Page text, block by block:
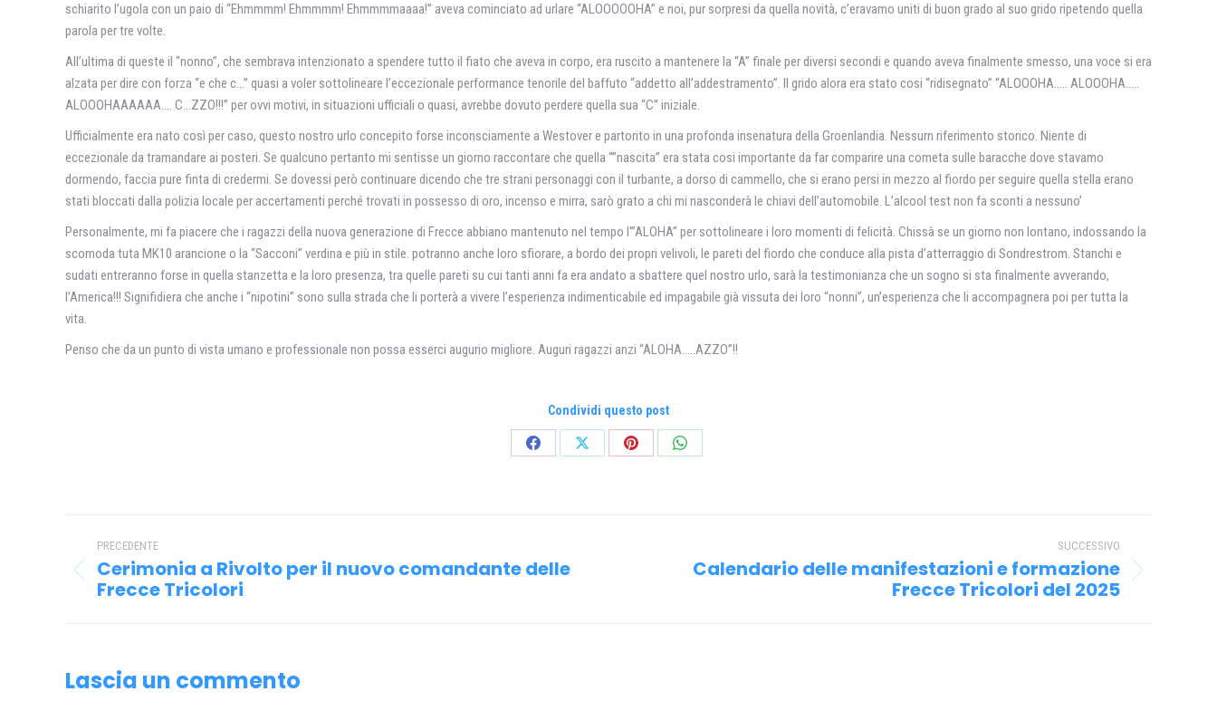
schiarito l’ugola con un paio di “Ehmmmm! Ehmmmm! Ehmmmmaaaa!” aveva cominciato ad urlare “ALOOOOOHA” e noi, pur sorpresi da quella novità, c’eravamo uniti di buon grado al suo grido ripetendo quella
parola per tre volte.
All’ultima di queste il “nonno”, che sembrava intenzionato a spendere tutto il fiato che aveva in corpo, era ruscito a mantenere la “A” finale per diversi secondi e quando aveva finalmente smesso, una voce si era
alzata per dire con forza “e che c…” quasi a voler sottolineare l’eccezionale performance tenorile del baffuto “addetto all’addestramento”. Il grido alora era stato cosi “ridisegnato” “ALOOOHA….. ALOOOHA…..
ALOOOHAAAAAA…. C…ZZO!!!” per ovvi motivi, in situazioni ufficiali o quasi, avrebbe dovuto perdere quella sua “C” iniziale.
Ufficialmente era nato così per caso, questo nostro urlo concepito forse inconsciamente a Westover e partorito in una profonda insenatura della Groenlandia. Nessurn riferimento storico. Niente di
eccezionale da tramandare ai posteri. Se qualcuno pertanto mi sentisse un giorno raccontare che quella “”nascita” era stata cosi importante da far comparire una cometa sulle baracche dove stavamo
dormendo, faccia pure finta di credermi. Se dovessi però continuare dicendo che tre strani personaggi con il turbante, a dorso di cammello, che si erano persi in mezzo al fiordo per seguire quella stella erano
stati bloccati dalla polizia locale per accertamenti perché trovati in possesso di oro, incenso e mirra, sarò grato a chi mi nasconderà le chiavi dell’automobile. L’alcool test non fa sconti a nessuno’
Personalmente, mi fa piacere che i ragazzi della nuova generazione di Frecce abbiano mantenuto nel tempo l'”ALOHA” per sottolineare i loro momenti di felicità. Chissà se un giorno non lontano, indossando la
scomoda tuta MK10 arancione o la “Sacconi” verdina e più in stile. potranno anche loro sfiorare, a bordo dei propri velivoli, le pareti del fiordo che conduce alla pista d’atterraggio di Sondrestrom. Stanchi e
sudati entreranno forse in quella stanzetta e la loro presenza, tra quelle pareti su cui tanti anni fa era andato a sbattere quel nostro urlo, sarà la testimonianza che un sogno si sta finalmente avverando,
l’America!!! Signifidiera che anche i “nipotini” sono sulla strada che li porterà a vivere l’esperienza indimenticabile ed impagabile già vissuta dei loro “nonni”, un’esperienza che li accompagnera poi per tutta la
vita.
Penso che da un punto di vista umano e professionale non possa esserci augurio migliore. Auguri ragazzi anzi “ALOHA…..AZZO”!!
Condividi questo post
CondividiCondividiCondividiCondividi
Naviga
traPRECEDENTE
Post
precedente:
Cerimonia a Rivolto per il nuovo comandante delle
Frecce Tricolori
SUCCESSIVO
Calendario delle manifestazioni e formazione
Frecce Tricolori del 2025
Lascia un commento